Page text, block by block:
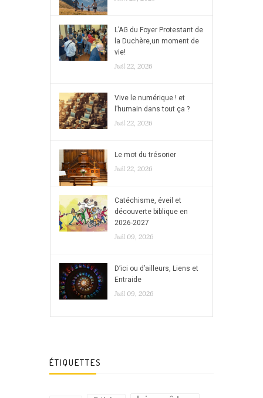
L’AG du Foyer Protestant de
la Duchère,un moment de
vie!
Juil 22, 2026
Vive le numérique ! et
l’humain dans tout ça ?
Juil 22, 2026
Le mot du trésorier
Juil 22, 2026
Catéchisme, éveil et
découverte biblique en
2026-2027
Juil 09, 2026
D’ici ou d’ailleurs, Liens et
Entraide
Juil 09, 2026
ÉTIQUETTES